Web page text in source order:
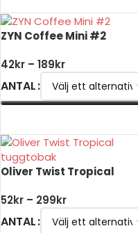
ZYN Coffee Mini #2
42kr – 189kr
ANTAL
Oliver Twist Tropical
52kr – 299kr
ANTAL